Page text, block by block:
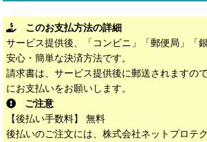
このお支払方法の詳細
サービス提供後、「コンビニ」「郵便局」「
安心・簡単な決済方法です。
請求書は、サービス提供後に郵送されますの
にお支払いをお願いします。
ご注意
【後払い手数料】 無料
後払いのご注文には、株式会社ネットプロテ